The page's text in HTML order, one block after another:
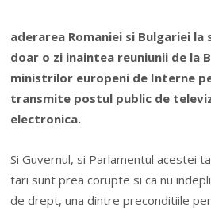
aderarea Romaniei si Bulgariei la
doar o zi inaintea reuniunii de la
ministrilor europeni de Interne
transmite postul public de
electronica.
Si Guvernul, si Parlamentul acestei
tari sunt prea corupte si ca nu
de drept, una dintre preconditiile